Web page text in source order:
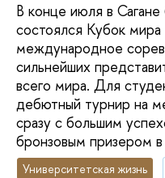
В конце июля в
состоялся Кубок
международное
сильнейших
всего мира. Для
дебютный турнир на
сразу с большим
бронзовым призером
Университетская жизнь